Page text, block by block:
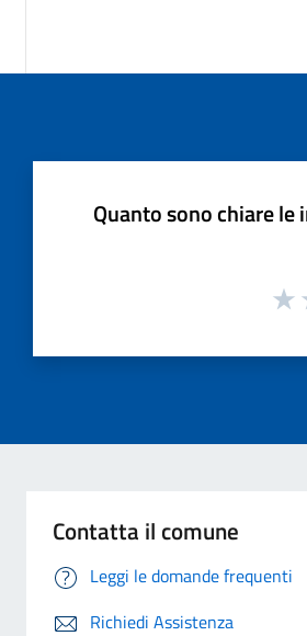
Quanto sono chiare
Contatta il comune
Leggi le domande frequenti
Richiedi Assistenza